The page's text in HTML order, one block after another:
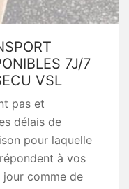
7J/7
VSL
pas et
délais de
pour laquelle
à vos
jour comme de